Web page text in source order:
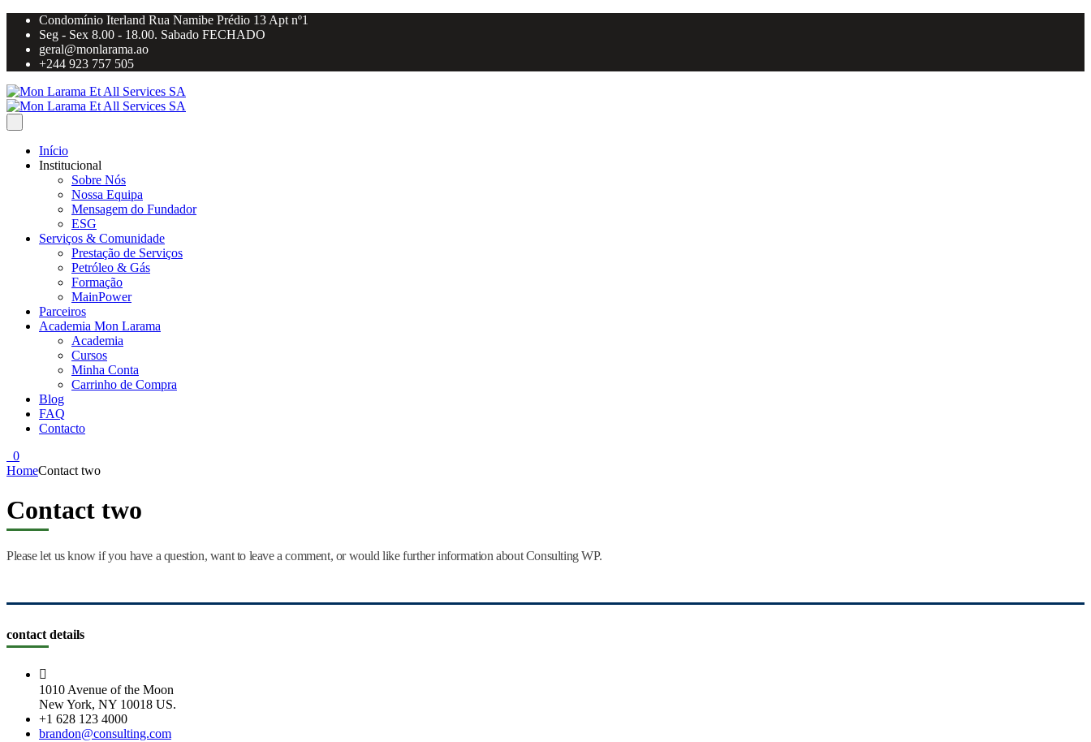
Condomínio Iterland Rua Namibe Prédio 13 Apt nº1
Seg - Sex 8.00 - 18.00. Sabado FECHADO
geral@monlarama.ao
+244 923 757 505
Início
Institucional
Sobre Nós
Nossa Equipa
Mensagem do Fundador
ESG
Serviços & Comunidade
Prestação de Serviços
Petróleo & Gás
Formação
MainPower
Parceiros
Academia Mon Larama
Academia
Cursos
Minha Conta
Carrinho de Compra
Blog
FAQ
Contacto
0
HomeContact two
Contact two
Please let us know if you have a question, want to leave a comment, or would like further information about Consulting WP.
contact details
1010 Avenue of the Moon
New York, NY 10018 US.
+1 628 123 4000
brandon@consulting.com